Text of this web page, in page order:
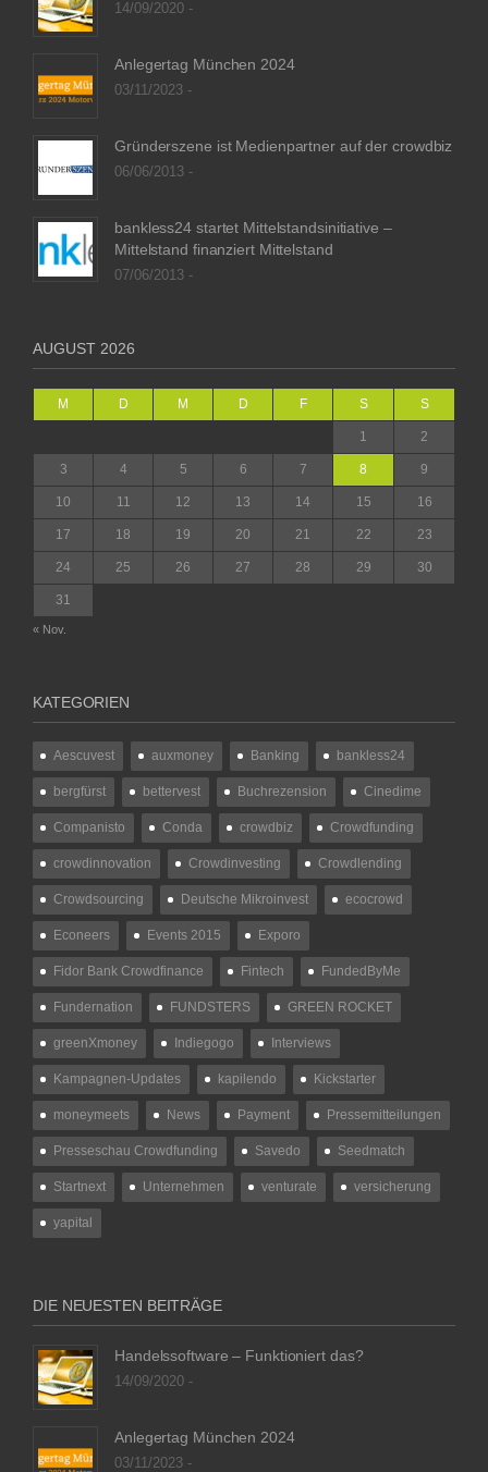
14/09/2020 -
Anlegertag München 2024
03/11/2023 -
Gründerszene ist Medienpartner auf der crowdbiz
06/06/2013 -
bankless24 startet Mittelstandsinitiative –
Mittelstand finanziert Mittelstand
07/06/2013 -
AUGUST 2026
M D M D F S S
1 2
3 4 5 6 7 8 9
10 11 12 13 14 15 16
17 18 19 20 21 22 23
24 25 26 27 28 29 30
31
« Nov.
KATEGORIEN
Aescuvest auxmoney Banking bankless24
bergfürst bettervest Buchrezension Cinedime
Companisto Conda crowdbiz Crowdfunding
crowdinnovation Crowdinvesting Crowdlending
Crowdsourcing Deutsche Mikroinvest ecocrowd
Econeers Events 2015 Exporo
Fidor Bank Crowdfinance Fintech FundedByMe
Fundernation FUNDSTERS GREEN ROCKET
greenXmoney Indiegogo Interviews
Kampagnen-Updates kapilendo Kickstarter
moneymeets News Payment Pressemitteilungen
Presseschau Crowdfunding Savedo Seedmatch
Startnext Unternehmen venturate versicherung
yapital
DIE NEUESTEN BEITRÄGE
Handelssoftware – Funktioniert das?
14/09/2020 -
Anlegertag München 2024
03/11/2023 -